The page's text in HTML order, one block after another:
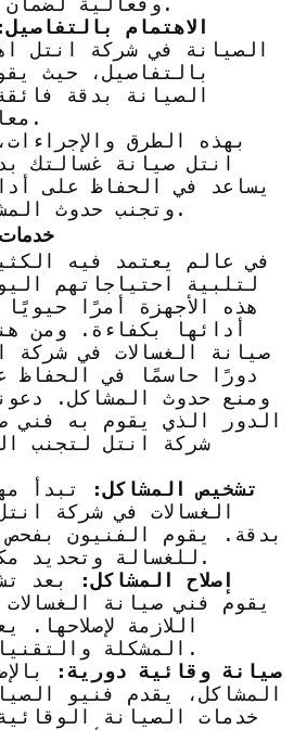
الاهتمام بالتفاصيل:
الصيانة في شركة انتل
بالتفاصيل، حيث
الصيانة بدقة
معايير الجودة.
بهذه الطرق
انتل صيانة غسالتك
يساعد في الحفاظ على
وتجنب حدوث المشاكل في المستقبل.
في عالم يعتمد فيه
لتلبية احتياجاتهم
هذه الأجهزة أمرًا
أدائها بكفاءة. ومن
صيانة الغسالات في شركة
دورًا حاسمًا في الحفاظ
ومنع حدوث المشاكل.
الدور الذي يقوم به فني
شركة انتل لتجنب
1. تشخيص المشاكل:
تبدأ
الغسالات في شركة
بدقة. يقوم الفنيون بفحص
للغسالة وتحديد مكان ونوع المشكلة.
2. إصلاح المشاكل:
بعد
يقوم فني صيانة الغسالات
اللازمة
المشكلة والتقنيات المتاحة للإصلاح.
3. صيانة وقائية دورية:
المشاكل، يقدم فنيو
خدمات الصيانة